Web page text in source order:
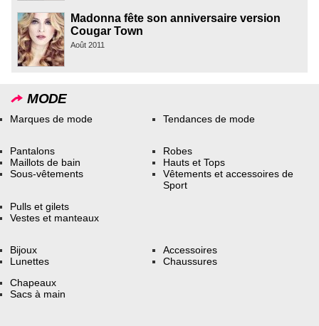
Madonna fête son anniversaire version
Cougar Town
Août 2011
MODE
Marques de mode Tendances de mode
Pantalons
Maillots de bain
Sous-vêtements
Robes
Hauts et Tops
Vêtements et accessoires de
Sport
Pulls et gilets
Vestes et manteaux
Bijoux
Lunettes
Accessoires
Chaussures
Chapeaux
Sacs à main